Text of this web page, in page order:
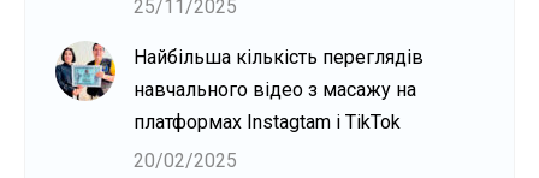
25/11/2025
Найбільша кількість переглядів
навчального відео з масажу на
платформах Instagtam i TikTok
20/02/2025